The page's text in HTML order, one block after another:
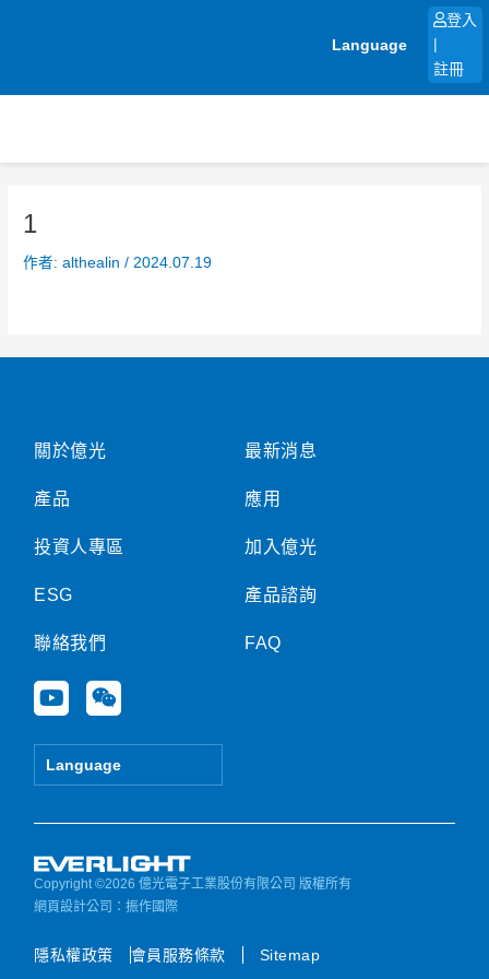
Language
登入
註冊
1
作者:althealin/ 2024.07.19
關於億光
產品
投資人專區
ESG
聯絡我們
Y
o
u
e
W
e
i
Language
最新消息
應用
加入億光
產品諮詢
FAQ
Copyright ©2026 億光電子工業股份有限公司 版權所有
網頁設計公司 ：振作國際
隱私權政策 會員服務條款 Sitemap